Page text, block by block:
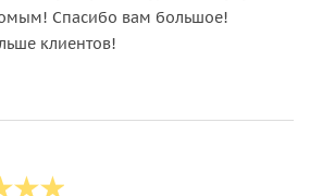
Спасибо вам большое!
клиентов!